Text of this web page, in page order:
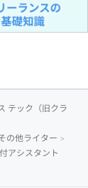
テック（旧クラ
の他ライター
アシスタント